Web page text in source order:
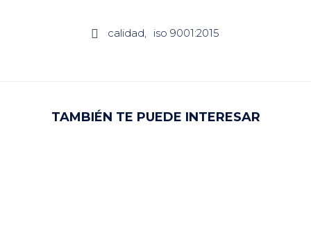
 calidad iso 9001:2015
TAMBIÉN TE PUEDE INTERESAR